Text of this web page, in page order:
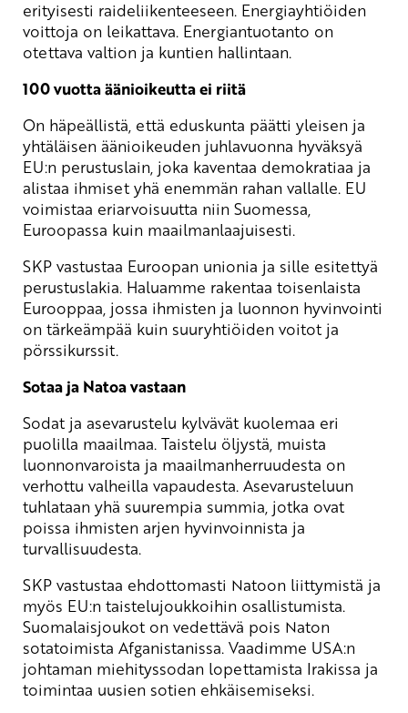
erityisesti raideliikenteeseen. Energiayhtiöiden
voittoja on leikattava. Energiantuotanto on
otettava valtion ja kuntien hallintaan.
100 vuotta äänioikeutta ei riitä
On häpeällistä, että eduskunta päätti yleisen ja
yhtäläisen äänioikeuden juhlavuonna hyväksyä
EU:n perustuslain, joka kaventaa demokratiaa ja
alistaa ihmiset yhä enemmän rahan vallalle. EU
voimistaa eriarvoisuutta niin Suomessa,
Euroopassa kuin maailmanlaajuisesti.
SKP vastustaa Euroopan unionia ja sille esitettyä
perustuslakia. Haluamme rakentaa toisenlaista
Eurooppaa, jossa ihmisten ja luonnon hyvinvointi
on tärkeämpää kuin suuryhtiöiden voitot ja
pörssikurssit.
Sotaa ja Natoa vastaan
Sodat ja asevarustelu kylvävät kuolemaa eri
puolilla maailmaa. Taistelu öljystä, muista
luonnonvaroista ja maailmanherruudesta on
verhottu valheilla vapaudesta. Asevarusteluun
tuhlataan yhä suurempia summia, jotka ovat
poissa ihmisten arjen hyvinvoinnista ja
turvallisuudesta.
SKP vastustaa ehdottomasti Natoon liittymistä ja
myös EU:n taistelujoukkoihin osallistumista.
Suomalaisjoukot on vedettävä pois Naton
sotatoimista Afganistanissa. Vaadimme USA:n
johtaman miehityssodan lopettamista Irakissa ja
toimintaa uusien sotien ehkäisemiseksi.